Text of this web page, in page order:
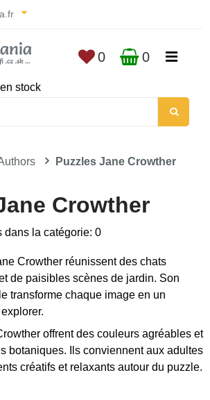
stock
0 0
Puzzles Jane Crowther
Crowther
dans la catégorie: 0
Crowther réunissent des chats
de paisibles scènes de jardin. Son
transforme chaque image en un
offrent des couleurs agréables et
botaniques. Ils conviennent aux adultes
créatifs et relaxants autour du puzzle.